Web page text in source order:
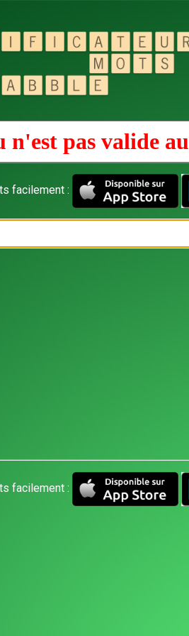
pas valide au
facilement :
facilement :